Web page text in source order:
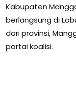
Kabupaten
berlangsung di
dari provinsi,
partai koalisi.